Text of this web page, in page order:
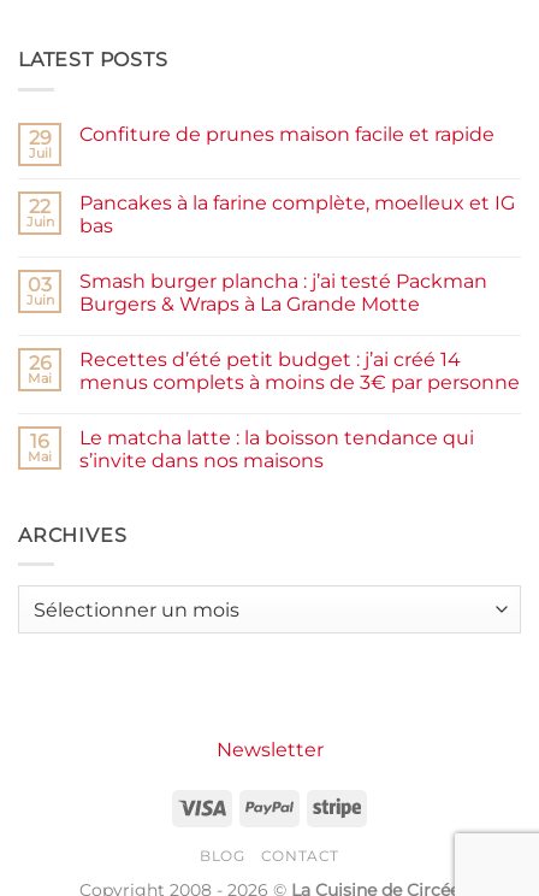
LATEST POSTS
29
Juil
Confiture de prunes maison facile et rapide
Confiture
de
prunes
et
rapide
22
Juin
Pancakes à la farine complète, moelleux et IG
bas
sur
Pancakes
à
complète,
et
03
Juin
Smash burger plancha : j’ai testé Packman
Burgers & Wraps à La Grande Motte
sur
burger
testé
Packman
Burgers &
Grande
Motte
26
Mai
Recettes d’été petit budget : j’ai créé 14
menus complets à moins de 3€ par personne
sur
Recettes
d’été
j’ai
créé
à
16
Mai
Le matcha latte : la boisson tendance qui
s’invite dans nos maisons
Le
matcha
boisson
ARCHIVES
Archives
Newsletter
Visa PayPal Stripe
BLOG CONTACT
Copyright 2008 - 2026 © La Cuisine de Circée